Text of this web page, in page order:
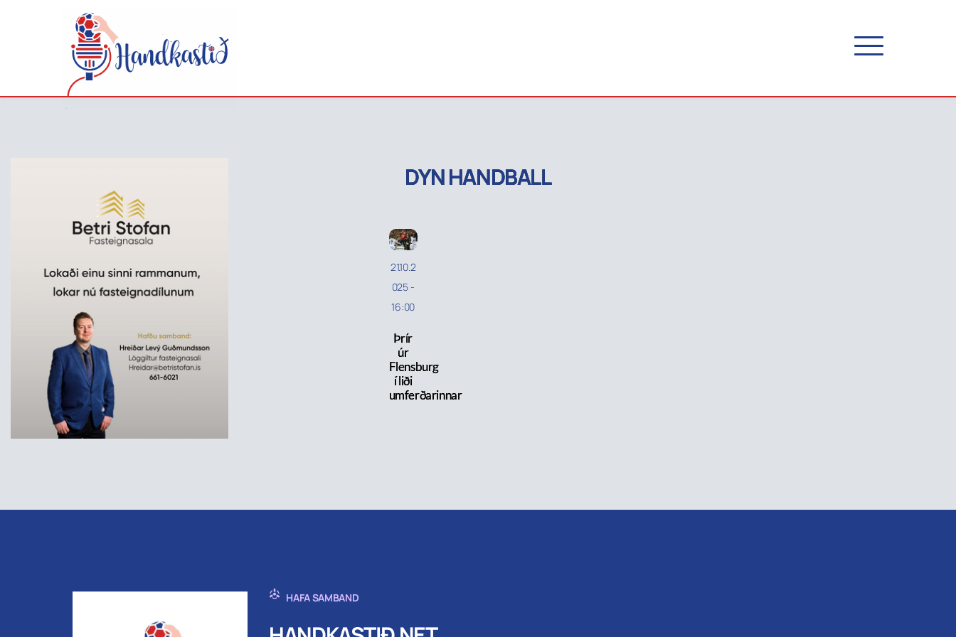
DYN HANDBALL
21.10.2
025 -
16:00
Þrír
úr
Flensburg
í liði
umferðarinnar
HAFA SAMBAND